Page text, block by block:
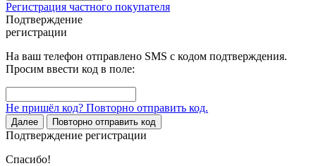
Регистрация частного покупателя
Подтверждение
регистрации
На ваш телефон отправлено SMS с кодом подтверждения.
Просим ввести код в поле:
Не пришёл код? Повторно отправить код.
Далее Повторно отправить код
Подтверждение регистрации
Спасибо!